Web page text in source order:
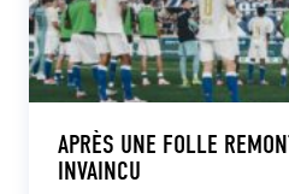
APRÈS UNE FOLLE
INVAINCU